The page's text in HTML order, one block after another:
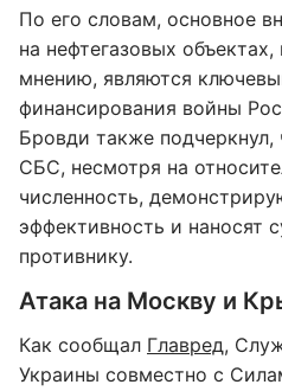
По его словам, основное
на нефтегазовых
мнению, являются
финансирования войны
Бровди также подчеркнул,
СБС, несмотря на
численность,
эффективность и наносят
противнику.
Атака на Москву и
Как сообщал Главред,
Украины совместно с